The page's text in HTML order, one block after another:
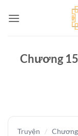
qua
Chương
Truyện /